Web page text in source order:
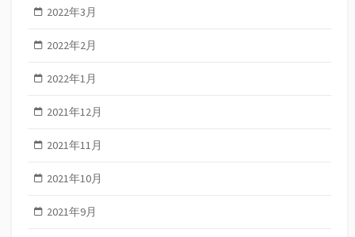
2022年3月
2022年2月
2022年1月
2021年12月
2021年11月
2021年10月
2021年9月